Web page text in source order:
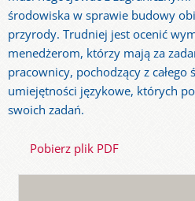
środowiska w sprawie budowy
przyrody. Trudniej jest ocenić
menedżerom, którzy mają za
pracownicy, pochodzący z całego
umiejętności językowe, których
swoich zadań.
Pobierz plik PDF